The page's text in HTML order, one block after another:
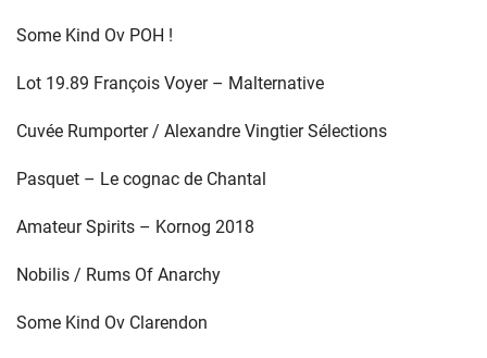
Some Kind Ov POH !
Lot 19.89 François Voyer – Malternative
Cuvée Rumporter / Alexandre Vingtier Sélections
Pasquet – Le cognac de Chantal
Amateur Spirits – Kornog 2018
Nobilis / Rums Of Anarchy
Some Kind Ov Clarendon